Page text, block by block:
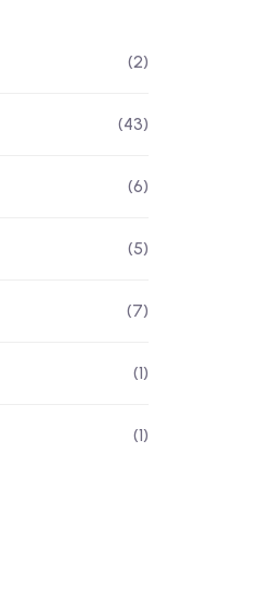
(2)
(43)
(6)
(5)
(7)
(1)
(1)